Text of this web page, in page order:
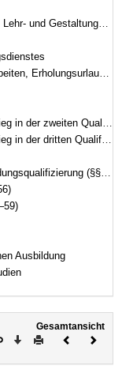
und Gestaltungspläne
Teilzeit
(§§ 16–19)
(§§ 20–23)
(§§ 44–48)
Ausbildung
Gesamtansicht
Download
DruckenVorheriges